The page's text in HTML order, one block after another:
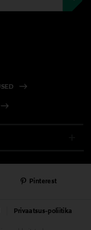
Privaatsus-poliitika
Pinterest